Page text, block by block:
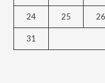
24 25 26
31